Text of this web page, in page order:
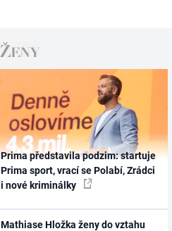
Prima představila podzim: startuje
Prima sport, vrací se Polabí, Zrádci
i nové kriminálky
Mathiase Hložka ženy do vztahu